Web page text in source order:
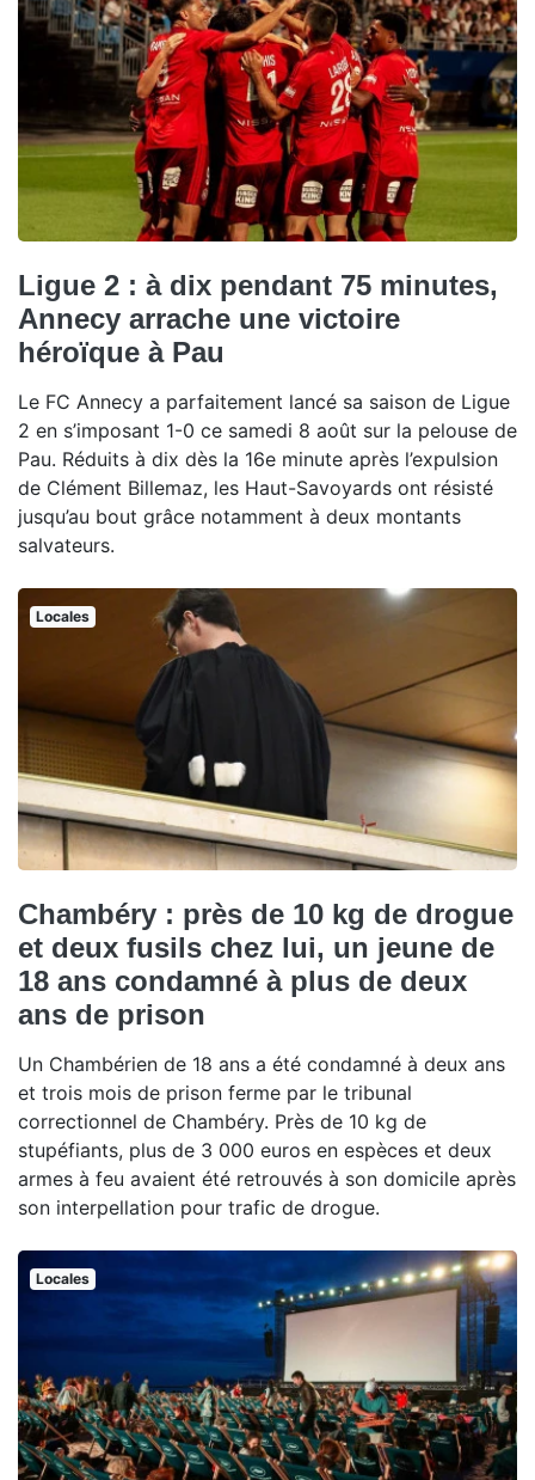
Ligue 2 : à dix pendant 75 minutes,
Annecy arrache une victoire
héroïque à Pau
Le FC Annecy a parfaitement lancé sa saison de Ligue
2 en s’imposant 1-0 ce samedi 8 août sur la pelouse de
Pau. Réduits à dix dès la 16e minute après l’expulsion
de Clément Billemaz, les Haut-Savoyards ont résisté
jusqu’au bout grâce notamment à deux montants
salvateurs.
Locales
Chambéry : près de 10 kg de drogue
et deux fusils chez lui, un jeune de
18 ans condamné à plus de deux
ans de prison
Un Chambérien de 18 ans a été condamné à deux ans
et trois mois de prison ferme par le tribunal
correctionnel de Chambéry. Près de 10 kg de
stupéfiants, plus de 3 000 euros en espèces et deux
armes à feu avaient été retrouvés à son domicile après
son interpellation pour trafic de drogue.
Locales